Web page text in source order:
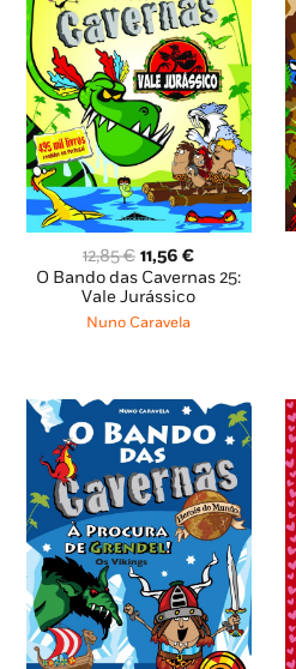
12,85€ O
preço
original
era:
11,56€O
preço
atual
O Bando das Cavernas 25:
Vale Jurássico
Nuno Caravela